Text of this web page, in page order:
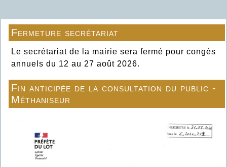
Fermeture secrétariat
Le secrétariat de la mairie sera fermé pour congés
annuels du 12 au 27 août 2026.
Fin anticipée de la consultation du public -
Méthaniseur